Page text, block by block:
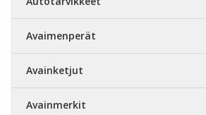
Avaimenperät
Avainketjut
Avainmerkit